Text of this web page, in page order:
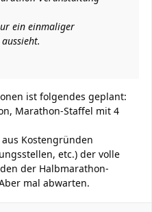
ein einmaliger
ist folgendes geplant:
Marathon-Staffel mit 4
Kostengründen
etc.) der volle
der Halbmarathon-
mal abwarten.